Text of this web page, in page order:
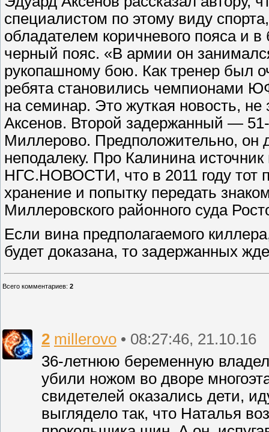
специалистом по этому виду
обладателем коричневого пояса и
черный пояс. «В армии он
рукопашному бою. Как тренер был
ребята становились чемпионами
на семинар. Это жуткая новость,
Аксенов. Второй задержанный —
Миллерово. Предположительно, он
неподалеку. Про Калинина
НГС.НОВОСТИ, что в 2011 году тот
хранение и попытку передать
Миллеровского районного суда
Если вина предполагаемого
будет доказана, то задержанных
Всего комментариев: 2
2 millerovo • 08:27:46, 21.10.16
36-летнюю беременную
убили ножом во дворе
свидетелей оказались дети,
выглядело так, что Наталья